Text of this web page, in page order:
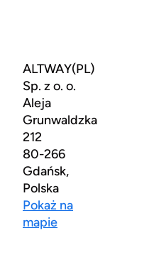
ALTWAY(PL)
Sp. z o. o.
Aleja
Grunwaldzka
212
80-266
Gdańsk,
Polska
Pokaż na
mapie